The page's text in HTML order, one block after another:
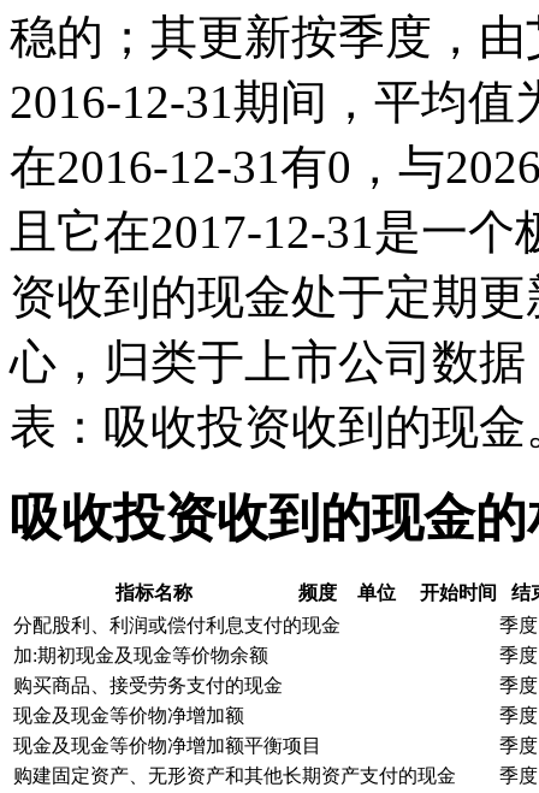
稳的；其更新按季度，
2016-12-31期间，平均
在2016-12-31有0，与
且它在2017-12-31是一
资收到的现金处于定期
心，归类于上市公司数
表：吸收投资收到的现金
吸收投资收到的现金
指标名称 频度 单位 开始时间
结
分配股利、利润或偿付利息支付的现金
季度
加:期初现金及现金等价物余额
季度
购买商品、接受劳务支付的现金
季度
现金及现金等价物净增加额
季度
现金及现金等价物净增加额平衡项目
季度
购建固定资产、无形资产和其他长期资产支付的现金
季度